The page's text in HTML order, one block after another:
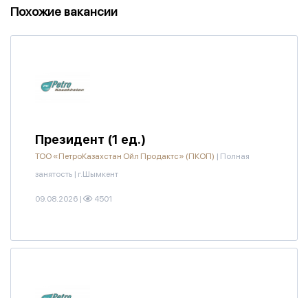
Похожие вакансии
Президент (1 ед.)
ТОО «ПетроКазахстан Ойл Продактс» (ПКОП) | Полная
занятость | г.Шымкент
09.08.2026 | 4501